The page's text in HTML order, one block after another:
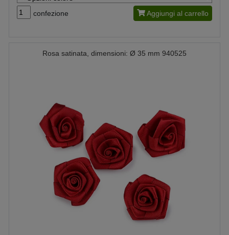
confezione Aggiungi al carrello
Rosa satinata, dimensioni: Ø 35 mm 940525